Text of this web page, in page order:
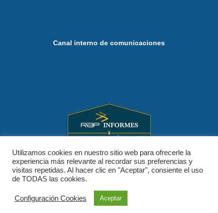
Canal interno de comunicaciones
Utilizamos cookies en nuestro sitio web para ofrecerle la
experiencia más relevante al recordar sus preferencias y
visitas repetidas. Al hacer clic en "Aceptar", consiente el uso
de TODAS las cookies.
Configuración Cookies Aceptar